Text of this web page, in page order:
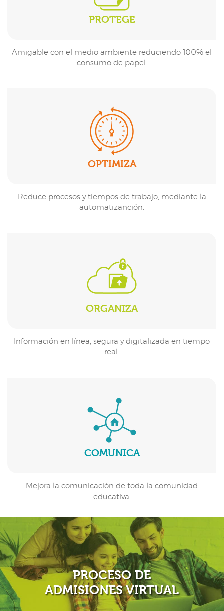
PROTEGE
Amigable con el medio ambiente reduciendo 100% el
consumo de papel.
OPTIMIZA
Reduce procesos y tiempos de trabajo, mediante la
automatizanción.
ORGANIZA
Información en línea, segura y digitalizada en tiempo
real.
COMUNICA
Mejora la comunicación de toda la comunidad
educativa.
PROCESO DE
ADMISIONES VIRTUAL